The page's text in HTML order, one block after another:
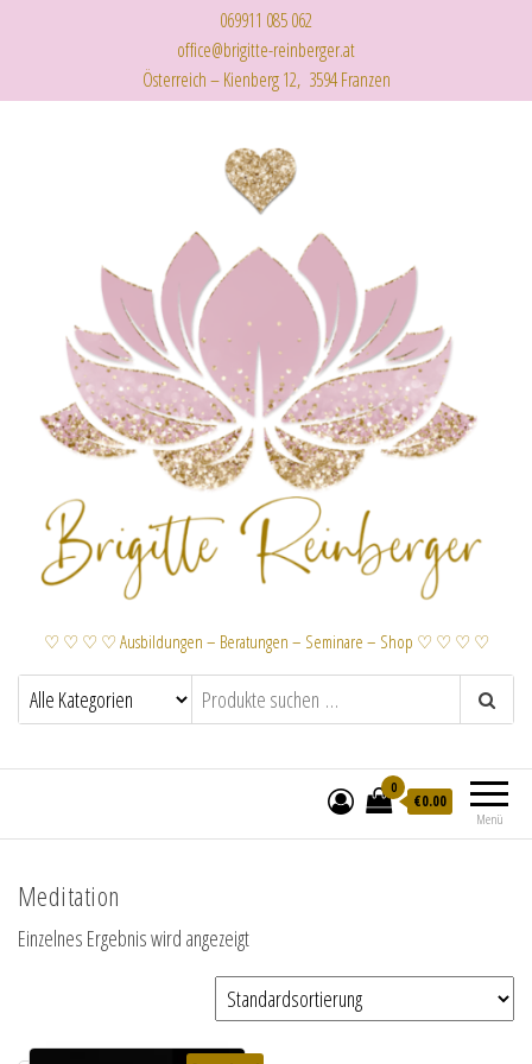
069911 085 062
office@brigitte-reinberger.at
Österreich – Kienberg 12, 3594 Franzen
♡ ♡ ♡ ♡ Ausbildungen – Beratungen – Seminare – Shop ♡ ♡ ♡ ♡
Menü
0
€0.00
Meditation
Einzelnes Ergebnis wird angezeigt